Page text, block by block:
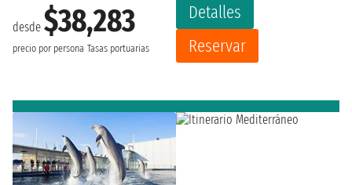
desde $38,283
precio por persona Tasas portuarias
Detalles
Reservar